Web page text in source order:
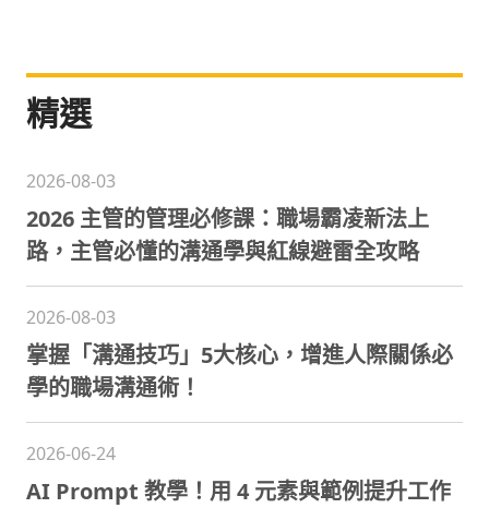
精選
2026-08-03
2026 主管的管理必修課：職場霸凌新法上
路，主管必懂的溝通學與紅線避雷全攻略
2026-08-03
掌握「溝通技巧」5大核心，增進人際關係必
學的職場溝通術！
2026-06-24
AI Prompt 教學！用 4 元素與範例提升工作